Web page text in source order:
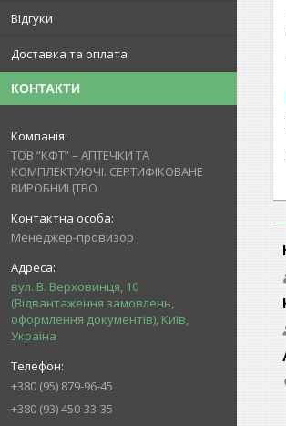
Відгуки
Доставка та оплата
КОНТАКТИ
ТОВ “КФТ” – АПТЕЧКИ ТА
КОМПЛЕКТУЮЧІ. СЕРТИФІКОВАНЕ
ВИРОБНИЦТВО
Менеджер-провизор
вул. В. Верховинця, 10
(Відвантаження замовлень,
оформлення документів), Київ,
Україна
+380 (95) 879-96-45
+380 (93) 450-33-35